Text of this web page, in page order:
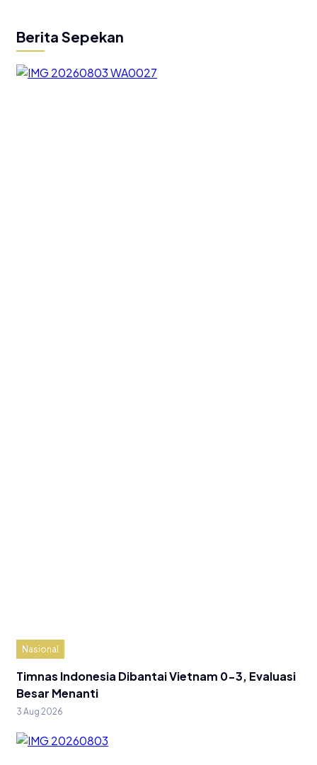
Berita Sepekan
Nasional
Timnas Indonesia Dibantai Vietnam 0-3, Evaluasi
Besar Menanti
3 Aug 2026